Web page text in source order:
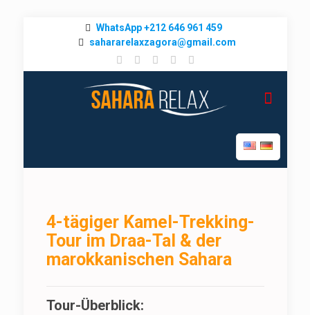
WhatsApp +212 646 961 459
sahararelaxzagora@gmail.com
4-tägiger Kamel-Trekking-
Tour im Draa-Tal & der
marokkanischen Sahara
Tour-Überblick: